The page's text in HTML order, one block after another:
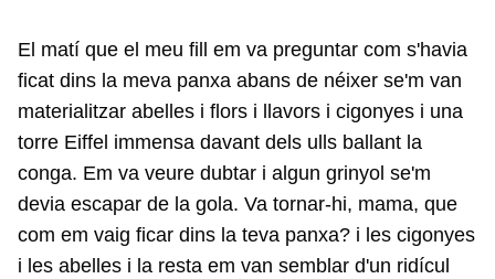
El matí que el meu fill em va preguntar com s'havia
ficat dins la meva panxa abans de néixer se'm van
materialitzar abelles i flors i llavors i cigonyes i una
torre Eiffel immensa davant dels ulls ballant la
conga. Em va veure dubtar i algun grinyol se'm
devia escapar de la gola. Va tornar-hi, mama, que
com em vaig ficar dins la teva panxa? i les cigonyes
i les abelles i la resta em van semblar d'un ridícul